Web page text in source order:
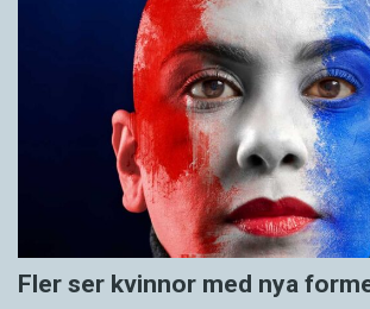
Fler ser kvinnor med nya